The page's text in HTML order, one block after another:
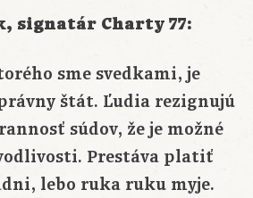
signatár Charty 77:
sme svedkami, je
štát. Ľudia rezignujú
súdov, že je možné
Prestáva platiť
lebo ruka ruku myje.